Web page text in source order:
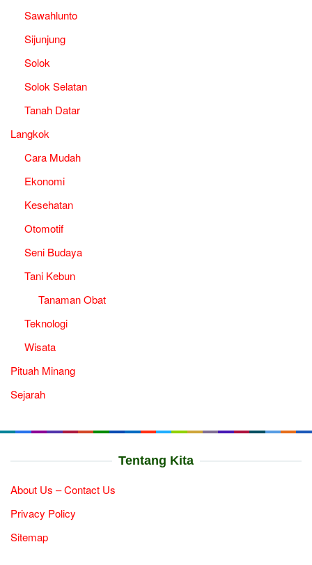
Sawahlunto
Sijunjung
Solok
Solok Selatan
Tanah Datar
Langkok
Cara Mudah
Ekonomi
Kesehatan
Otomotif
Seni Budaya
Tani Kebun
Tanaman Obat
Teknologi
Wisata
Pituah Minang
Sejarah
Tentang Kita
About Us – Contact Us
Privacy Policy
Sitemap